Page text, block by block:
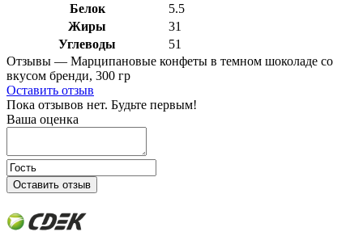
Белок
5.5
Жиры
31
Углеводы
51
Отзывы — Марципановые конфеты в темном шоколаде со
вкусом бренди, 300 гр
Оставить отзыв
Пока отзывов нет. Будьте первым!
Ваша оценка
Оставить отзыв